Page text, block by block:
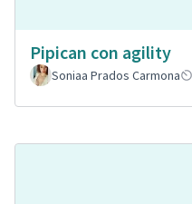
Pipican con agility
Soniaa Prados Carmona